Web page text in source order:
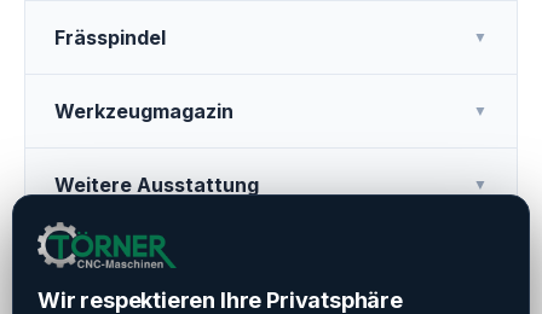
Frässpindel ▼
Werkzeugmagazin ▼
Weitere Ausstattung ▼
Betriebszeiten
Wir respektieren Ihre Privatsphäre